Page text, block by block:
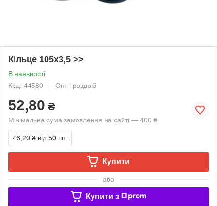
Кільце 105х3,5 >>
В наявності
Код: 44580
Опт і роздріб
52,80 ₴
Мінімальна сума замовлення на сайті — 400 ₴
46,20 ₴ від 50 шт.
Купити
або
Купити з